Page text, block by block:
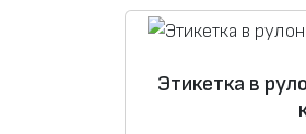
Этикетка в